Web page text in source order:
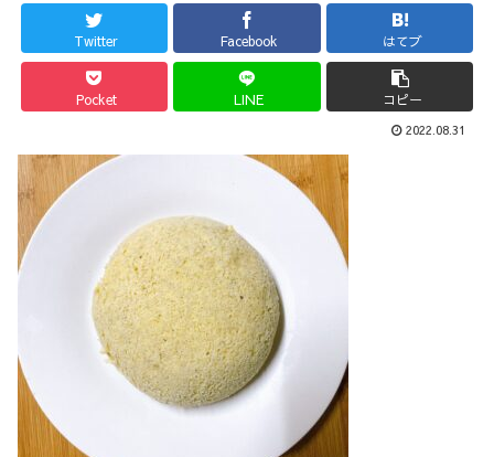
Twitter Facebook はてブ
Pocket LINE コピー
2022.08.31